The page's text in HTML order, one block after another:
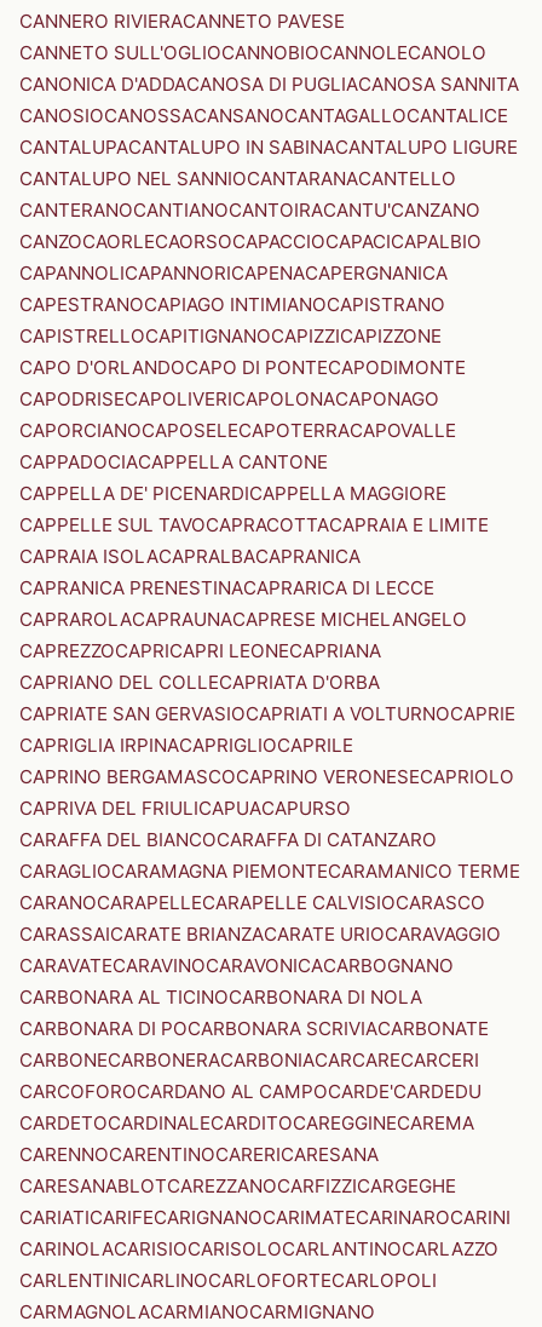
CANNERO RIVIERACANNETO PAVESE
CANNETO SULL'OGLIOCANNOBIOCANNOLECANOLO
CANONICA D'ADDACANOSA DI PUGLIACANOSA SANNITA
CANOSIOCANOSSACANSANOCANTAGALLOCANTALICE
CANTALUPACANTALUPO IN SABINACANTALUPO LIGURE
CANTALUPO NEL SANNIOCANTARANACANTELLO
CANTERANOCANTIANOCANTOIRACANTU'CANZANO
CANZOCAORLECAORSOCAPACCIOCAPACICAPALBIO
CAPANNOLICAPANNORICAPENACAPERGNANICA
CAPESTRANOCAPIAGO INTIMIANOCAPISTRANO
CAPISTRELLOCAPITIGNANOCAPIZZICAPIZZONE
CAPO D'ORLANDOCAPO DI PONTECAPODIMONTE
CAPODRISECAPOLIVERICAPOLONACAPONAGO
CAPORCIANOCAPOSELECAPOTERRACAPOVALLE
CAPPADOCIACAPPELLA CANTONE
CAPPELLA DE' PICENARDICAPPELLA MAGGIORE
CAPPELLE SUL TAVOCAPRACOTTACAPRAIA E LIMITE
CAPRAIA ISOLACAPRALBACAPRANICA
CAPRANICA PRENESTINACAPRARICA DI LECCE
CAPRAROLACAPRAUNACAPRESE MICHELANGELO
CAPREZZOCAPRICAPRI LEONECAPRIANA
CAPRIANO DEL COLLECAPRIATA D'ORBA
CAPRIATE SAN GERVASIOCAPRIATI A VOLTURNOCAPRIE
CAPRIGLIA IRPINACAPRIGLIOCAPRILE
CAPRINO BERGAMASCOCAPRINO VERONESECAPRIOLO
CAPRIVA DEL FRIULICAPUACAPURSO
CARAFFA DEL BIANCOCARAFFA DI CATANZARO
CARAGLIOCARAMAGNA PIEMONTECARAMANICO TERME
CARANOCARAPELLECARAPELLE CALVISIOCARASCO
CARASSAICARATE BRIANZACARATE URIOCARAVAGGIO
CARAVATECARAVINOCARAVONICACARBOGNANO
CARBONARA AL TICINOCARBONARA DI NOLA
CARBONARA DI POCARBONARA SCRIVIACARBONATE
CARBONECARBONERACARBONIACARCARECARCERI
CARCOFOROCARDANO AL CAMPOCARDE'CARDEDU
CARDETOCARDINALECARDITOCAREGGINECAREMA
CARENNOCARENTINOCARERICARESANA
CARESANABLOTCAREZZANOCARFIZZICARGEGHE
CARIATICARIFECARIGNANOCARIMATECARINAROCARINI
CARINOLACARISIOCARISOLOCARLANTINOCARLAZZO
CARLENTINICARLINOCARLOFORTECARLOPOLI
CARMAGNOLACARMIANOCARMIGNANO